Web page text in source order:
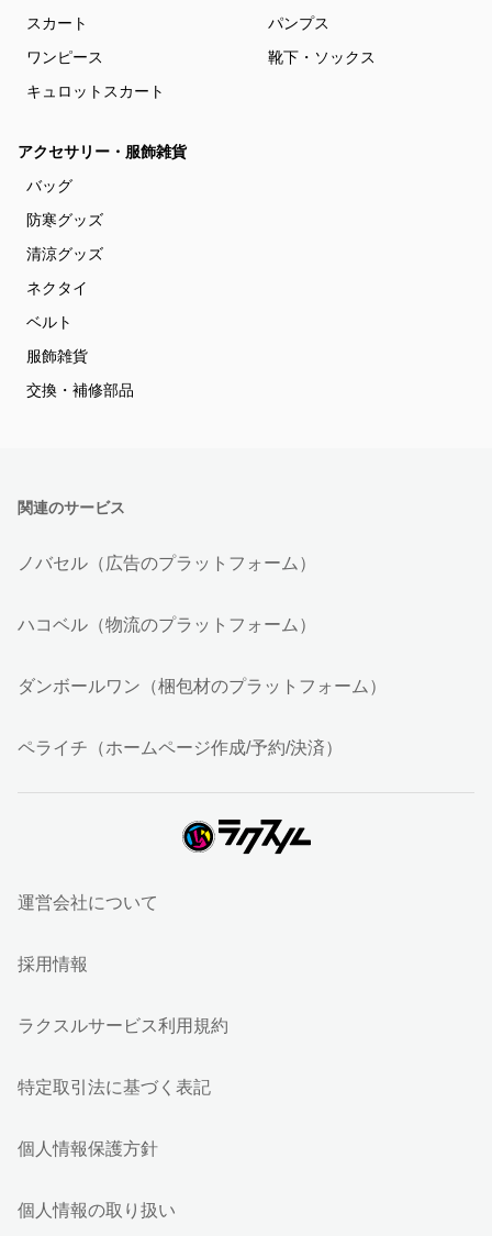
スカート
ワンピース
キュロットスカート
パンプス
靴下・ソックス
アクセサリー・服飾雑貨
バッグ
防寒グッズ
清涼グッズ
ネクタイ
ベルト
服飾雑貨
交換・補修部品
関連のサービス
ノバセル（広告のプラットフォーム）
ハコベル（物流のプラットフォーム）
ダンボールワン（梱包材のプラットフォーム）
ペライチ（ホームページ作成/予約/決済）
運営会社について
採用情報
ラクスルサービス利用規約
特定取引法に基づく表記
個人情報保護方針
個人情報の取り扱い